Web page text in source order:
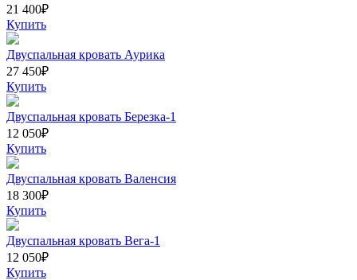
21 400₽
Купить
Двуспальная кровать Аурика
27 450₽
Купить
Двуспальная кровать Березка-1
12 050₽
Купить
Двуспальная кровать Валенсия
18 300₽
Купить
Двуспальная кровать Вега-1
12 050₽
Купить